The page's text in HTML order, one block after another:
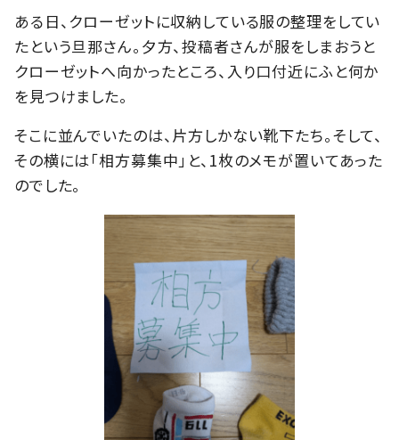
ある日、クローゼットに収納している服の整理をしてい
たという旦那さん。夕方、投稿者さんが服をしまおうと
クローゼットへ向かったところ、入り口付近にふと何か
を見つけました。
そこに並んでいたのは、片方しかない靴下たち。そして、
その横には「相方募集中」と、1枚のメモが置いてあった
のでした。